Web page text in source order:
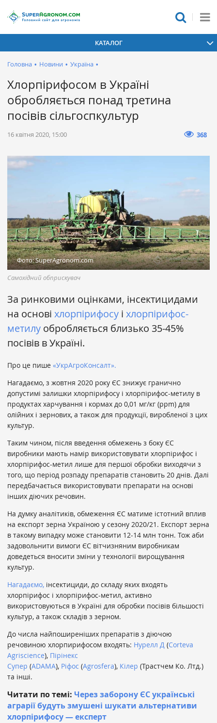
КАТАЛОГ
Головна • Новини • Україна •
Хлорпірифосом в Україні
обробляється понад третина
посівів сільгоспкультур
16 квітня 2020, 15:00 368
Фото: SuperAgronom.com
Самохідний обприскувач
За ринковими оцінками, інсектицидами
на основі хлорпірифосу і хлорпірифос-
метилу обробляється близько 35-45%
посівів в Україні.
Про це пише «УкрАгроКонсалт».
Нагадаємо, з жовтня 2020 року ЄС знижує гранично
допустимі залишки хлорпірифосу і хлорпірифос-метилу в
продуктах харчування і кормах до 0,01 мг/кг (ppm) для
олійних і зернових, а також для продукції, виробленої з цих
культур.
Таким чином, після введення обмежень з боку ЄС
виробники мають намір використовувати хлорпірифос і
хлорпірифос-метил лише для першої обробки виходячи з
того, що період розпаду препаратів становить 20 днів. Далі
передбачається використовувати препарати на основі
інших діючих речовин.
На думку аналітиків, обмеження ЄС матиме істотний вплив
на експорт зерна Україною у сезону 2020/21. Експорт зерна
в такому випадку може становити 12-14 млн тонн. Тож аби
задовольнити вимоги ЄС вітчизняним виробникам
доведеться вносити зміни у технології вирощування
культур.
Нагадаємо, інсектициди, до складу яких входять
хлорпірифос і хлорпірифос-метил, активно
використовуються в Україні для обробки посівів більшості
культур, а також складів з зерном.
До числа найпоширеніших препаратів з діючою
речовиною хлорпирифосом входять: Нурелл Д (Corteva
Agriscience), Пірінекс
Супер (ADAMA), Ріфос (Agrosfera), Кілер (Трастчем Ко. Лтд.)
та інші.
Читати по темі: Через заборону ЄС українські
аграрії будуть змушені шукати альтернативи
хлорпірифосу — експерт